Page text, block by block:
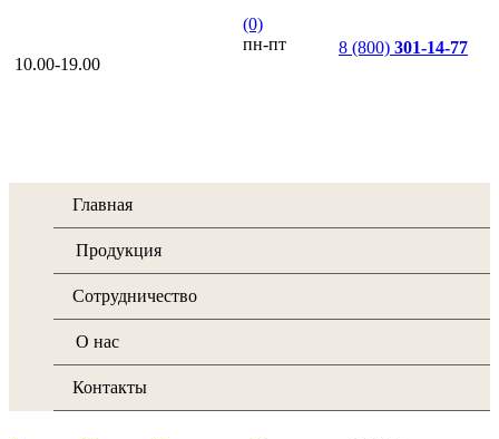
(0)
8 (800) 301-14-77
пн-пт
10.00-19.00
Главная
Продукция
Сотрудничество
О нас
Контакты